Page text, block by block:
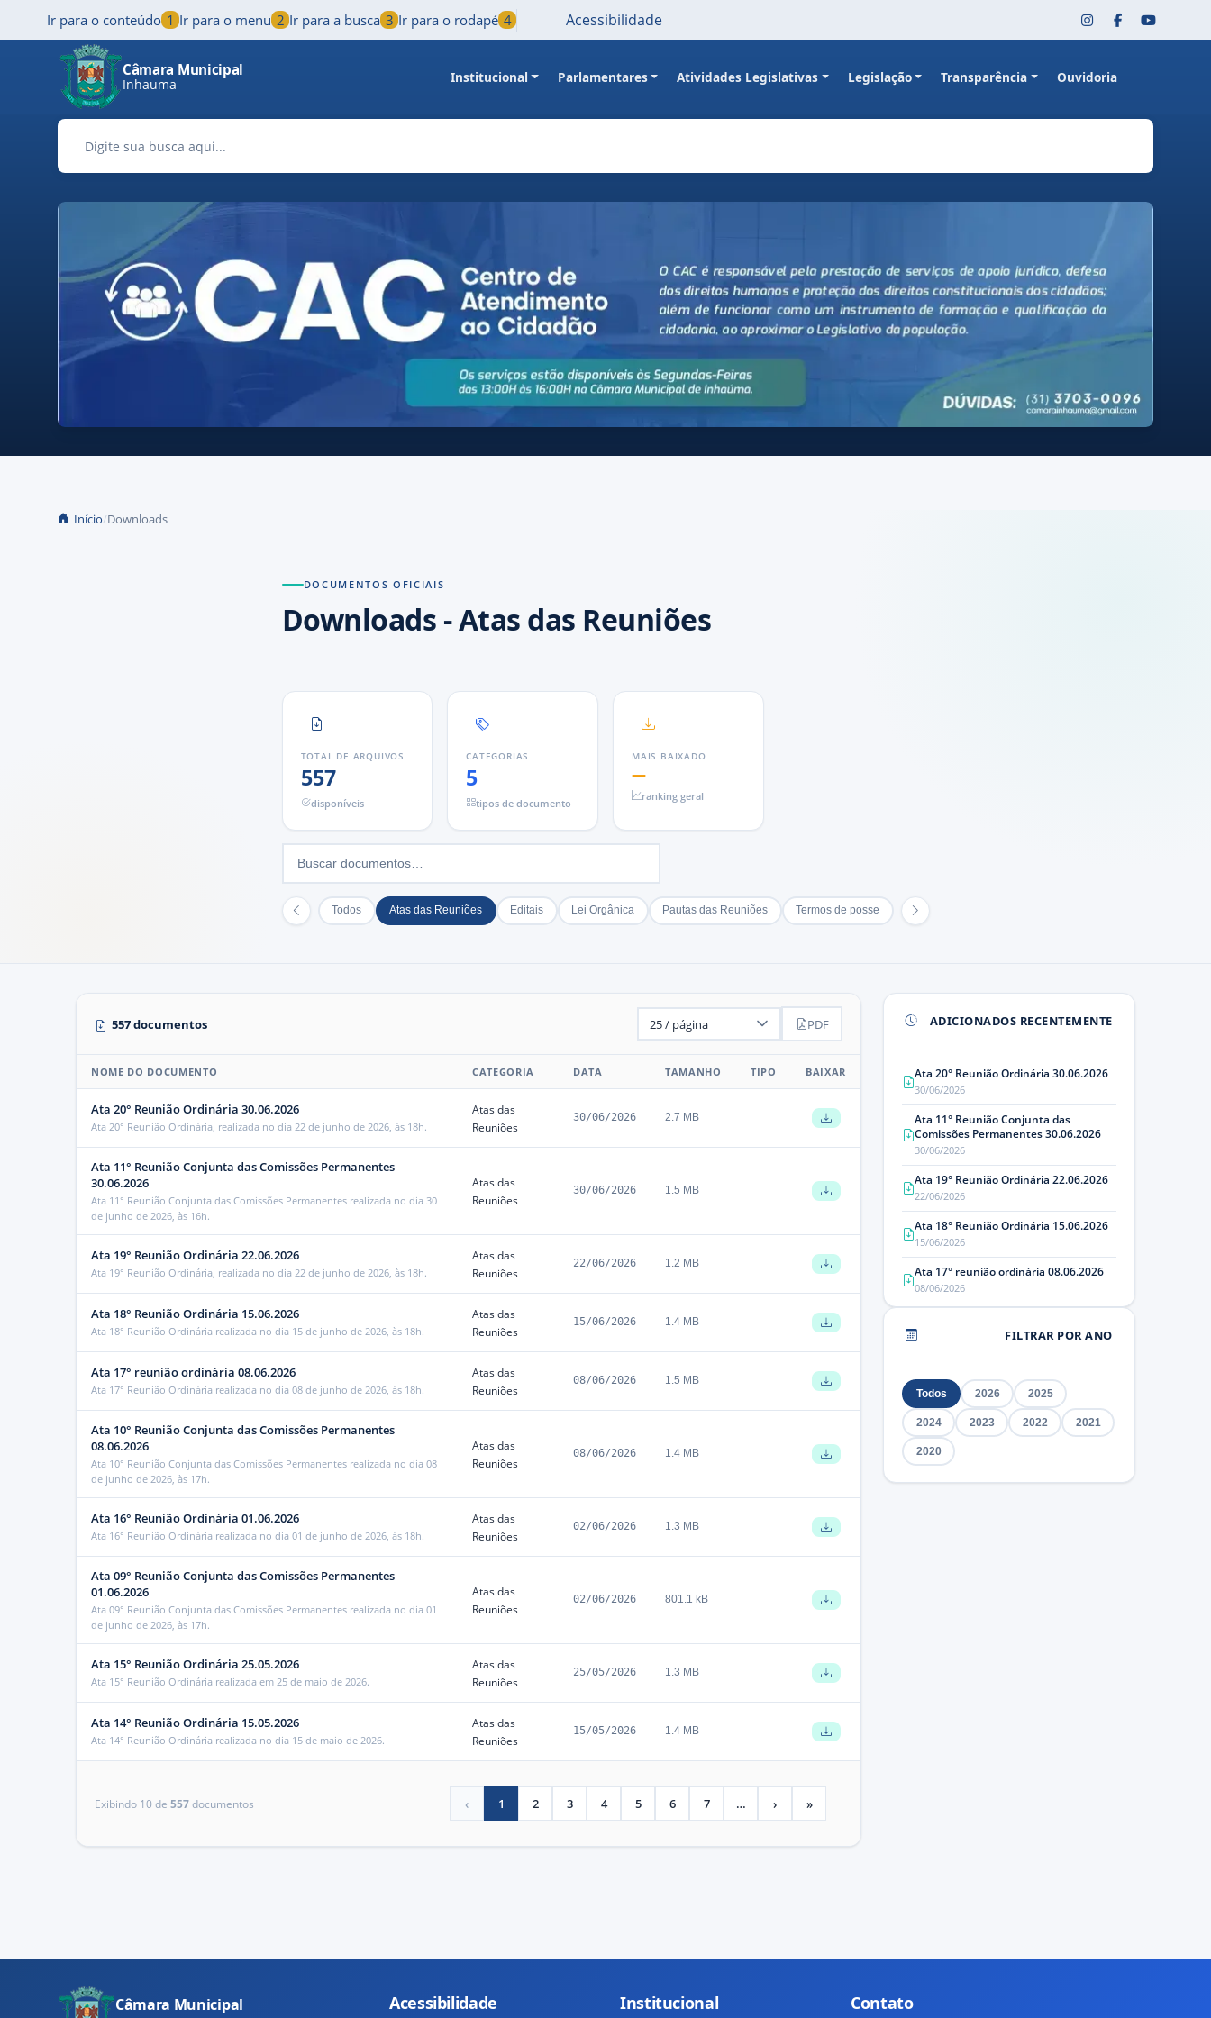
Pular para o conteúdo principal
Ir para o conteúdo 1 Ir para o menu 2 Ir para a busca 3 Ir para o rodapé 4 Acessibilidade
Câmara Municipal
Inhauma Institucional Parlamentares Atividades Legislativas Legislação Transparência Ouvidoria
Início Downloads
DOCUMENTOS OFICIAIS
Downloads - Atas das Reuniões
TOTAL DE ARQUIVOS
557
disponíveis
CATEGORIAS
5
tipos de documento
MAIS BAIXADO
—
ranking geral
Todos Atas das Reuniões Editais Lei Orgânica Pautas das Reuniões Termos de posse
557 documentos PDF
NOME DO DOCUMENTO CATEGORIA DATA TAMANHO TIPO BAIXAR
Ata 20° Reunião Ordinária 30.06.2026
Ata 20° Reunião Ordinária, realizada no dia 22 de junho de 2026, às 18h.
Atas das
Reuniões
30/06/2026 2.7 MB
Ata 11° Reunião Conjunta das Comissões Permanentes
30.06.2026
Ata 11° Reunião Conjunta das Comissões Permanentes realizada no dia 30
de junho de 2026, às 16h.
Atas das
Reuniões
30/06/2026 1.5 MB
Ata 19° Reunião Ordinária 22.06.2026
Ata 19° Reunião Ordinária, realizada no dia 22 de junho de 2026, às 18h.
Atas das
Reuniões
22/06/2026 1.2 MB
Ata 18° Reunião Ordinária 15.06.2026
Ata 18° Reunião Ordinária realizada no dia 15 de junho de 2026, às 18h.
Atas das
Reuniões
15/06/2026 1.4 MB
Ata 17° reunião ordinária 08.06.2026
Ata 17° Reunião Ordinária realizada no dia 08 de junho de 2026, às 18h.
Atas das
Reuniões
08/06/2026 1.5 MB
Ata 10° Reunião Conjunta das Comissões Permanentes
08.06.2026
Ata 10° Reunião Conjunta das Comissões Permanentes realizada no dia 08
de junho de 2026, às 17h.
Atas das
Reuniões
08/06/2026 1.4 MB
Ata 16° Reunião Ordinária 01.06.2026
Ata 16° Reunião Ordinária realizada no dia 01 de junho de 2026, às 18h.
Atas das
Reuniões
02/06/2026 1.3 MB
Ata 09° Reunião Conjunta das Comissões Permanentes
01.06.2026
Ata 09° Reunião Conjunta das Comissões Permanentes realizada no dia 01
de junho de 2026, às 17h.
Atas das
Reuniões
02/06/2026 801.1 kB
Ata 15° Reunião Ordinária 25.05.2026
Ata 15° Reunião Ordinária realizada em 25 de maio de 2026.
Atas das
Reuniões
25/05/2026 1.3 MB
Ata 14° Reunião Ordinária 15.05.2026
Ata 14° Reunião Ordinária realizada no dia 15 de maio de 2026.
Atas das
Reuniões
15/05/2026 1.4 MB
Exibindo 10de 557documentos ‹Previous
1(current)
2 3 4 5 6 7 …More ›Next »Last
ADICIONADOS RECENTEMENTE
Ata 20° Reunião Ordinária 30.06.2026
30/06/2026
Ata 11° Reunião Conjunta das
Comissões Permanentes 30.06.2026
30/06/2026
Ata 19° Reunião Ordinária 22.06.2026
22/06/2026
Ata 18° Reunião Ordinária 15.06.2026
15/06/2026
Ata 17° reunião ordinária 08.06.2026
08/06/2026
FILTRAR POR ANO
Todos 2026 2025
2024 2023 2022 2021
2020
Câmara Municipal Acessibilidade Institucional Contato